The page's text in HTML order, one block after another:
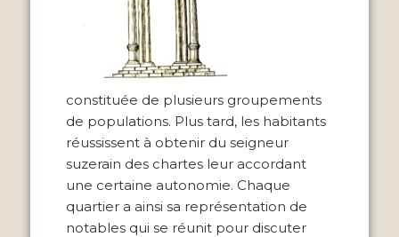
constituée de plusieurs groupements
de populations. Plus tard, les habitants
réussissent à obtenir du seigneur
suzerain des chartes leur accordant
une certaine autonomie. Chaque
quartier a ainsi sa représentation de
notables qui se réunit pour discuter